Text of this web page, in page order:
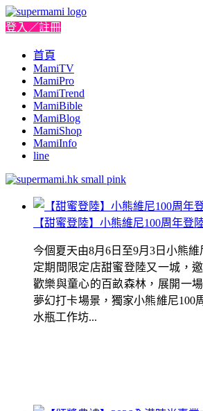
登入／註冊
首頁
MamiTV
MamiPro
MamiTrend
MamiBible
MamiBlog
MamiShop
MamiInfo
line
【甜蜜登陸】小熊維尼100周年登
今個夏天由8月6日至9月3日小熊
定期間限定店甜蜜登陸又一城，
歡樂與童心的百畝森林，展開一
夢幻打卡場景，獨家小熊維尼100
水瓶工作坊...